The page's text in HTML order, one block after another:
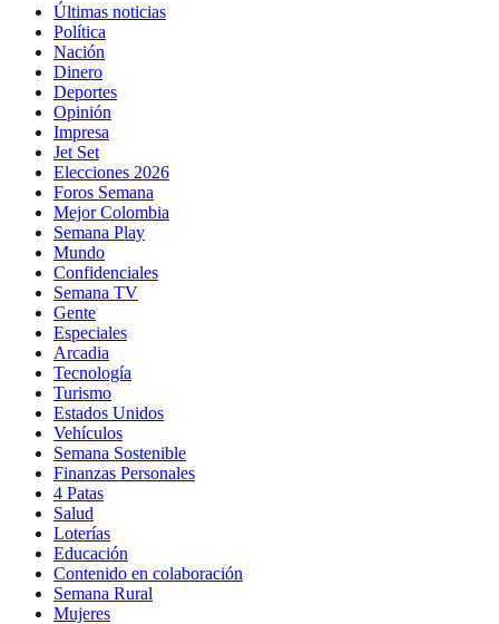
Últimas noticias
Política
Nación
Dinero
Deportes
Opinión
Impresa
Jet Set
Elecciones 2026
Foros Semana
Mejor Colombia
Semana Play
Mundo
Confidenciales
Semana TV
Gente
Especiales
Arcadia
Tecnología
Turismo
Estados Unidos
Vehículos
Semana Sostenible
Finanzas Personales
4 Patas
Salud
Loterías
Educación
Contenido en colaboración
Semana Rural
Mujeres